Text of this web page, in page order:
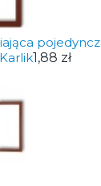
1,88 zł